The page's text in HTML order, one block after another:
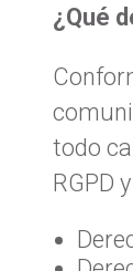
¿Qué
todo
RGPD